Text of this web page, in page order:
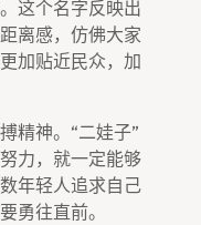
这个名字反映出
离感，仿佛大家
加贴近民众，加
精神。“二娃子”
力，就一定能够
年轻人追求自己
勇往直前。